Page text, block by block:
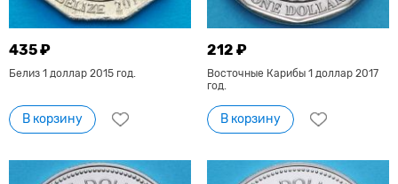
435 ₽
Белиз 1 доллар 2015 год.
В корзину
212 ₽
Восточные Карибы 1 доллар 2017
год.
В корзину